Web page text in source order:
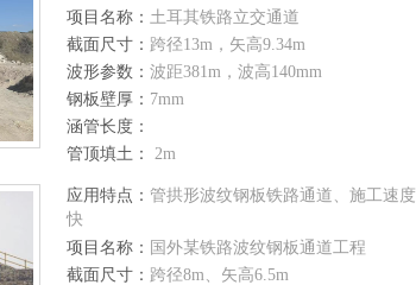
项目名称： 土耳其铁路立交通道
截面尺寸： 跨径13m，矢高9.34m
波形参数：波距381m，波高140mm
钢板壁厚： 7mm
涵管长度：
管顶填土：
2m
应用特点：管拱形波纹钢板铁路通道、施工速度
快
项目名称： 国外某铁路波纹钢板通道工程
截面尺寸： 跨径8m、矢高6.5m